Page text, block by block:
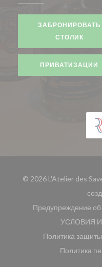
ЗАБРОНИРОВАТЬ
СТОЛИК
ПРИВАТИЗАЦИИ
© 2026 L'Atelier des
Предупреждение об
УСЛОВИЯ
Политика
Политика